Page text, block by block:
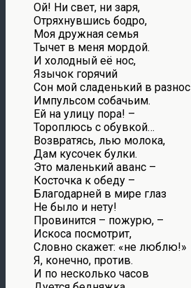
Ой! Ни свет, ни заря,
Отряхнувшись бодро,
Моя дружная семья
Тычет в меня мордой.
И холодный её нос,
Язычок горячий
Сон мой сладенький в разнос
Импульсом собачьим.
Ей на улицу пора! –
Тороплюсь с обувкой…
Возвратясь, лью молока,
Дам кусочек булки.
Это маленький аванс –
Косточка к обеду –
Благодарней в мире глаз
Не было и нету!
Провинится – пожурю, –
Искоса посмотрит,
Словно скажет: «не люблю!»
Я, конечно, против.
И по несколько часов